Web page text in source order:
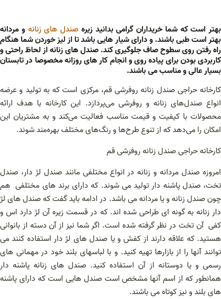
بهتر است که شما خریداران گرامی بدانید زیره صندل های زنانه و مردانه
بهتر است طبی باشند. و دارای شیار هایی باشد تا از لیز خوردن شما هنگام
راه رفتن روی سطوح صاف جلوگیری کند. صندل های زنانه از لحاظ راحتی و
کاربردی بودن برای پیاده روی و انجام کار های روزانه مخصوصا در تابستان
بسیار عالی و مناسب می باشند.
کارخانه حراجی صندل زنانه روفرشی قم، مرکزی است که به تولید و عرضه
انواع صندل‌های زنانه و روفرشی می‌پردازد. این کارخانه با هدف ارائه
محصولات با کیفیت و قیمت مناسب فعالیت می‌کند و به مشتریان این
امکان را می‌دهد که از تنوع طرح‌ها و رنگ‌های مختلف بهره‌مند شوند.
کارخانه حراجی صندل زنانه روفرشی قم
امروزه صندل مردانه و زنانه در انواع مختلفی مانند صندل لژ دار، صندل
تخت، صندل پاشنه دار تولید می شوند. که دارای برند های مختلفی هم
چون صندل زنانه و یا مردانه می باشد. در ادامه باید گفت که صندل های لژ
دار زنانه به گونه ای طراحی شده اند. که در قسمت زیره آن لژ دارد اس و
کفی آن تخت در نظر گرفته شده است. اگر شما نیز از آن دسته از بانوانی
هستید. که علاقه دارند از کفش و یا صندل های لژ دار استفاده کنند می
توانند آنها را از بازارها تهیه کنید. و با لباسهای بلند خود در مهمانی های
رسمی و یا دوستانه از آن استفاده کنید. صندل های زنانه پاشنه دار
همانطور که از اسم آنها مشخص است صندل هایی است که دارای پاشنه
های بلند و نیز کوتاه می باشند.